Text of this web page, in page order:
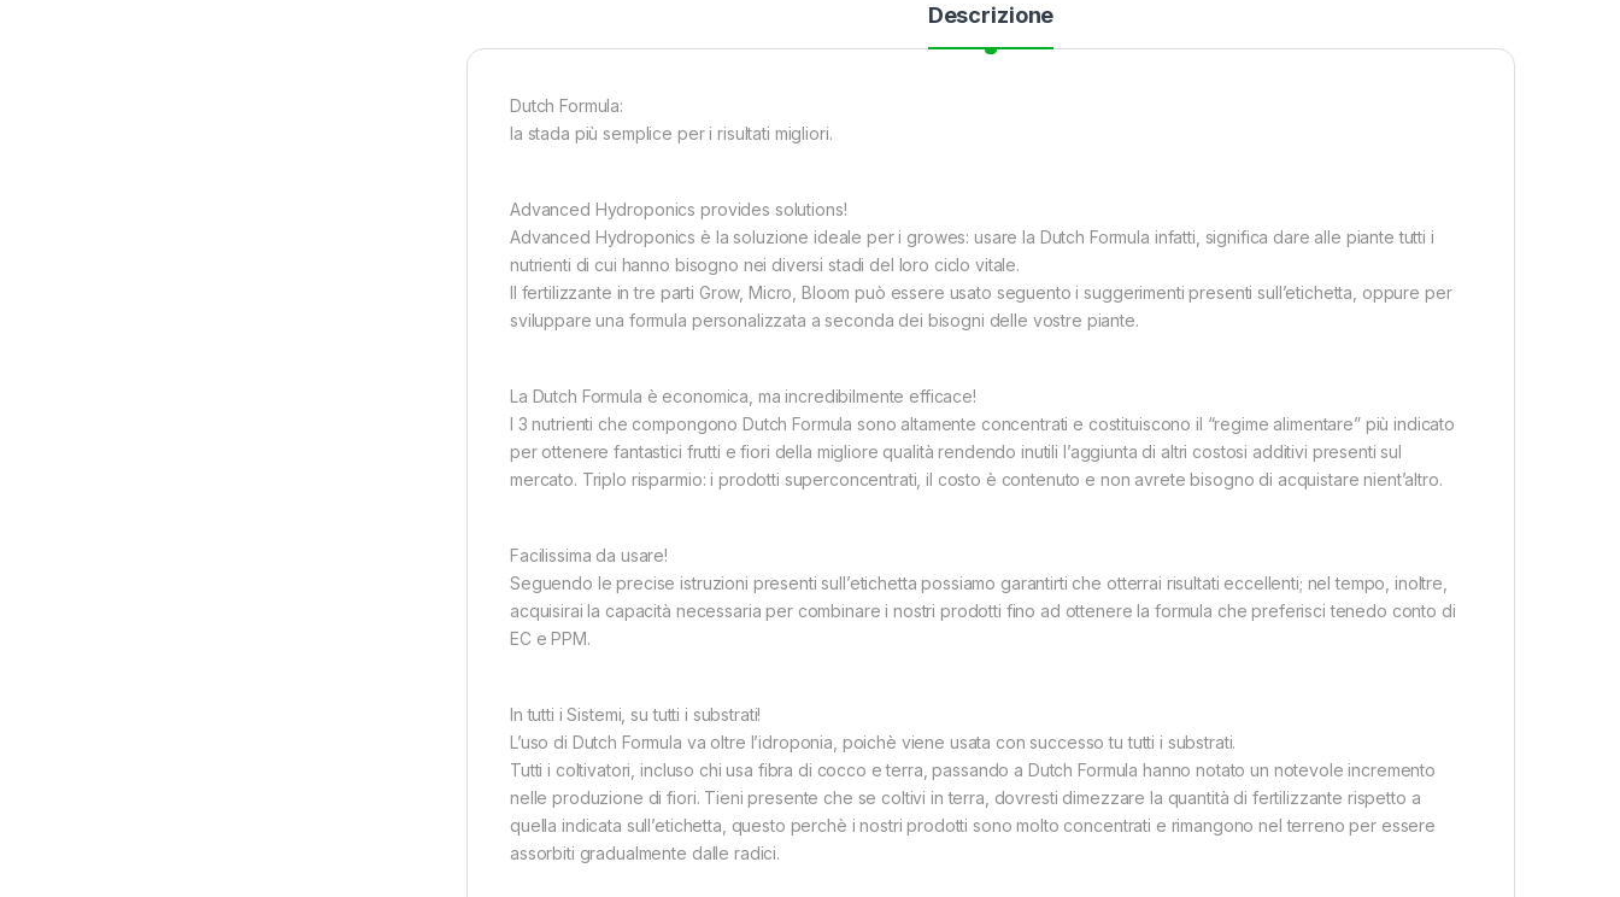
Descrizione
Dutch Formula:
la stada più semplice per i risultati migliori.
Advanced Hydroponics provides solutions!
Advanced Hydroponics è la soluzione ideale per i growes: usare la Dutch Formula infatti, significa dare alle piante tutti i
nutrienti di cui hanno bisogno nei diversi stadi del loro ciclo vitale.
Il fertilizzante in tre parti Grow, Micro, Bloom può essere usato seguento i suggerimenti presenti sull’etichetta, oppure per
sviluppare una formula personalizzata a seconda dei bisogni delle vostre piante.
La Dutch Formula è economica, ma incredibilmente efficace!
I 3 nutrienti che compongono Dutch Formula sono altamente concentrati e costituiscono il “regime alimentare” più indicato
per ottenere fantastici frutti e fiori della migliore qualità rendendo inutili l’aggiunta di altri costosi additivi presenti sul
mercato. Triplo risparmio: i prodotti superconcentrati, il costo è contenuto e non avrete bisogno di acquistare nient’altro.
Facilissima da usare!
Seguendo le precise istruzioni presenti sull’etichetta possiamo garantirti che otterrai risultati eccellenti; nel tempo, inoltre,
acquisirai la capacità necessaria per combinare i nostri prodotti fino ad ottenere la formula che preferisci tenedo conto di
EC e PPM.
In tutti i Sistemi, su tutti i substrati!
L’uso di Dutch Formula va oltre l’idroponia, poichè viene usata con successo tu tutti i substrati.
Tutti i coltivatori, incluso chi usa fibra di cocco e terra, passando a Dutch Formula hanno notato un notevole incremento
nelle produzione di fiori. Tieni presente che se coltivi in terra, dovresti dimezzare la quantità di fertilizzante rispetto a
quella indicata sull’etichetta, questo perchè i nostri prodotti sono molto concentrati e rimangono nel terreno per essere
assorbiti gradualmente dalle radici.